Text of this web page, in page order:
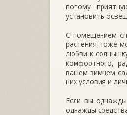
потому
установить
С помещением
растения тоже
любви к
комфортного,
вашем зимнем
них условия и
Если вы
однажды